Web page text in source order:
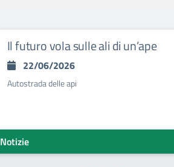
Il futuro vola sulle ali di un’ape
22/06/2026
Autostrada delle api
Notizie